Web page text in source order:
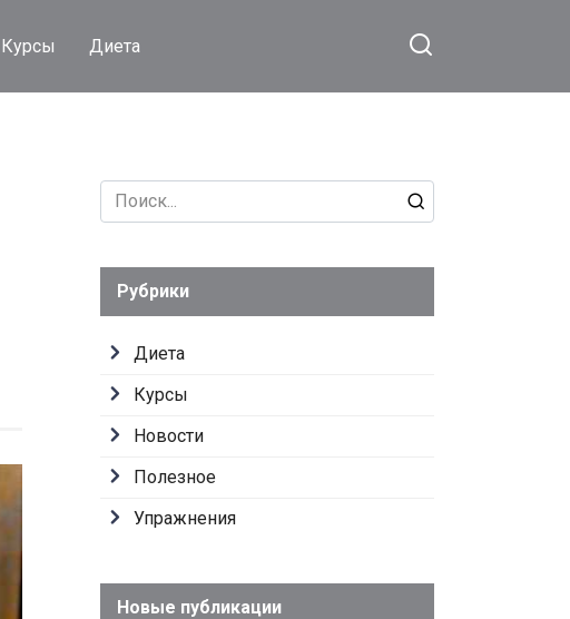
Курсы Диета
Search
for:
Рубрики
Диета
Курсы
Новости
Полезное
Упражнения
Новые публикации